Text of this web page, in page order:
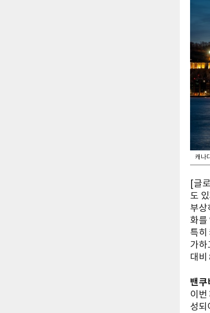
캐나
[글
도
부상
화를
특히
가하
대비
밴쿠
이번
성되